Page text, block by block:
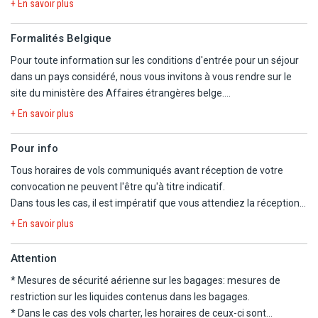
climatisé.
accompagnateur francophone.
- Repas selon programme en demi-pension (à l'exception du dîner
du jour 1 et du déjeuner du dernier jour).
- Petits-déjeuners continentaux (sauf exception).
déjeuner du 2ème jour au petit déjeuner du dernier jour).
- Kilométrages à titre indicatif et sujets à modification.
- Excursions en option : à régler sur place sous réserve d'un
nombre de participants minimum (tarifs à titre indicatif pouvant
être modifiés sans préavis).
- Pourboires aux chauffeurs et guides : prévoir 5 à 6 CAD pour
chacun par jour et par personne.
- Taxe de séjour incluse.
+ En savoir plus
Formalités Belgique
Pour toute information sur les conditions d'entrée pour un séjour
dans un pays considéré, nous vous invitons à vous rendre sur le
site du ministère des Affaires étrangères belge.
https://diplomatie.belgium.be/fr/Services/voyager_a_letranger/
+ En savoir plus
Pour info
Tous horaires de vols communiqués avant réception de votre
convocation ne peuvent l'être qu'à titre indicatif.
Dans tous les cas, il est impératif que vous attendiez la réception
de la convocation comprenant les horaires définitifs avant
Nous ne pourrons être tenus responsables d'un changement
Nous vous informons que, pour ce séjour, les vols sont
susceptibles de faire l'objet d'une escale.
+ En savoir plus
Attention
* Mesures de sécurité aérienne sur les bagages: mesures de
restriction sur les liquides contenus dans les bagages
* Dans le cas des vols charter, les horaires de ceux-ci sont